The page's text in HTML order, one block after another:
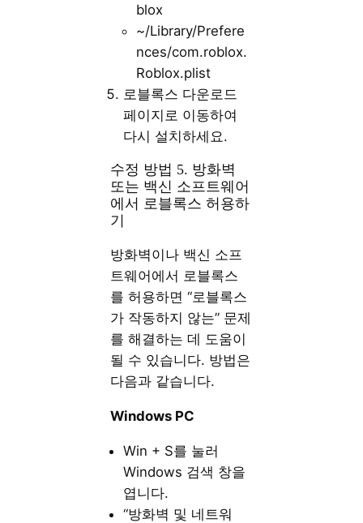
blox
~/Library/Prefere
nces/com.roblox.
Roblox.plist
로블록스 다운로드
페이지로 이동하여
다시 설치하세요.
수정 방법 5. 방화벽
또는 백신 소프트웨어
에서 로블록스 허용하
기
방화벽이나 백신 소프
트웨어에서 로블록스
를 허용하면 “로블록스
가 작동하지 않는” 문제
를 해결하는 데 도움이
될 수 있습니다. 방법은
다음과 같습니다.
Windows PC
Win + S를 눌러
Windows 검색 창을
엽니다.
“방화벽 및 네트워